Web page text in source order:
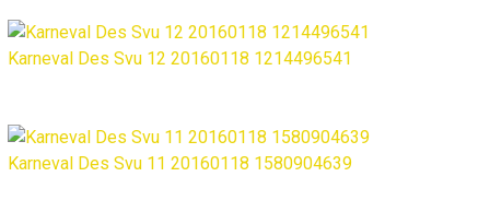
Karneval Des Svu 12 20160118 1214496541
Karneval Des Svu 11 20160118 1580904639